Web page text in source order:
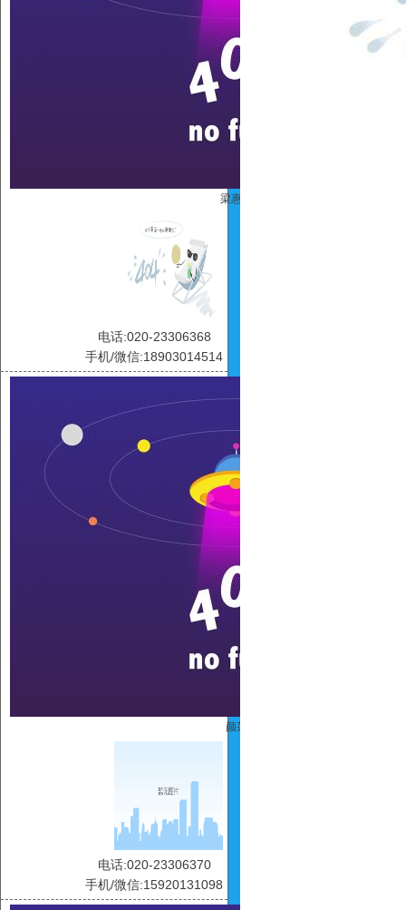
梁惠玲
电话:020-23306368
手机/微信:18903014514
颜莲
电话:020-23306370
手机/微信:15920131098